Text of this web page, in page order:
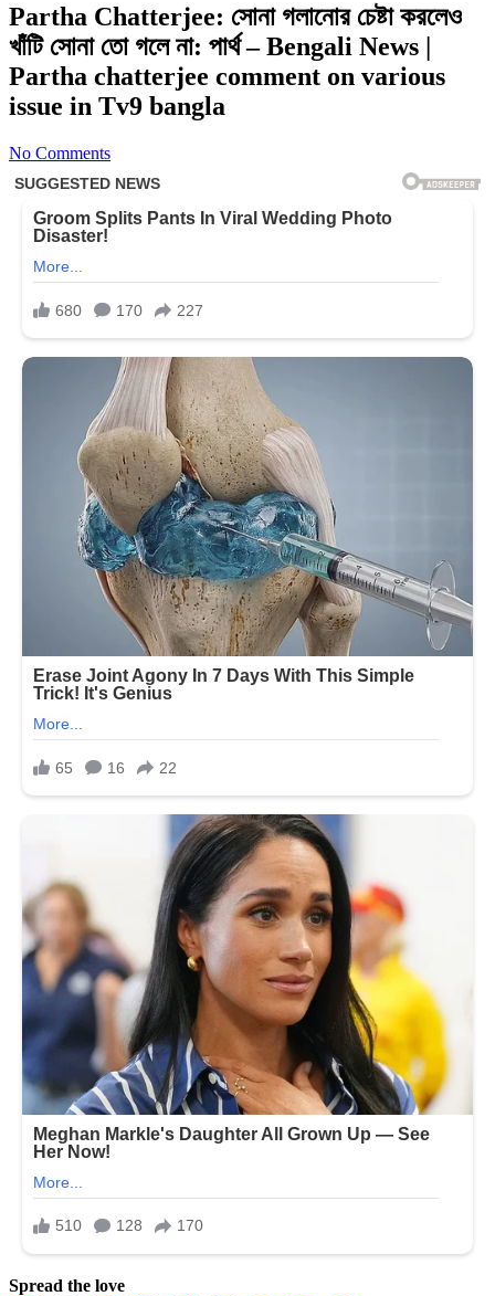
Partha Chatterjee: সোনা গলানোর চেষ্টা করলেও
খাঁটি সোনা তো গলে না: পার্থ – Bengali News |
Partha chatterjee comment on various
issue in Tv9 bangla
No Comments
Spread the love